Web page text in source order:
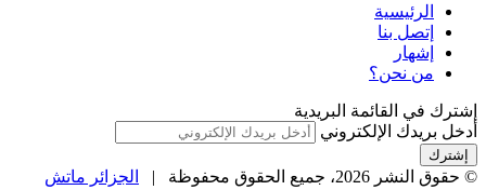
الرئيسية
إتصل بنا
إشهار
من نحن؟
إشترك في القائمة البريدية
أدخل بريدك الإلكتروني
© حقوق النشر 2026، جميع الحقوق محفوظة | الجزائر ماتش